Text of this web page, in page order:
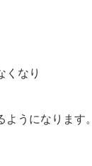
くなり
うになります。